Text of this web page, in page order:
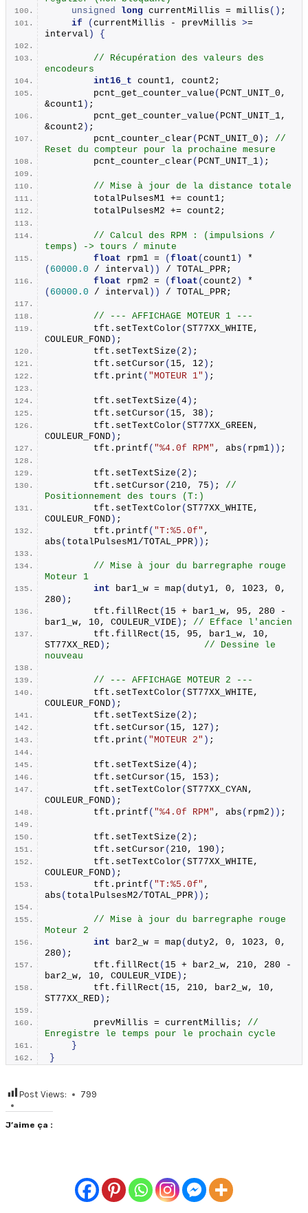
unsigned
long currentMillis = millis () ;
if
( currentMillis - prevMillis >=
interval ) {
// Récupération des valeurs des
encodeurs
int16_t count1, count2;
pcnt_get_counter_value ( PCNT_UNIT_0,
&count1 ) ;
pcnt_get_counter_value ( PCNT_UNIT_1,
&count2 ) ;
pcnt_counter_clear ( PCNT_UNIT_0 ) ; //
Reset du compteur pour la prochaine mesure
pcnt_counter_clear ( PCNT_UNIT_1 ) ;
// Mise à jour de la distance totale
        totalPulsesM1 += count1;
        totalPulsesM2 += count2;
// Calcul des RPM : (impulsions /
temps) -> tours / minute
float rpm1 = ( float ( count1 )
( 60000.0 / interval ))
/ TOTAL_PPR;
float rpm2 = ( float ( count2 )
( 60000.0 / interval )) / TOTAL_PPR;
// --- AFFICHAGE MOTEUR 1 ---
        tft.
setTextColor ( ST77XX_WHITE,
COULEUR_FOND ) ;
        tft.
setTextSize ( 2 ) ;
        tft.
setCursor ( 15, 12 ) ;
        tft.
print ( "MOTEUR 1" ) ;
        tft.
setTextSize ( 4 ) ;
        tft.
setCursor ( 15, 38 ) ;
        tft.
setTextColor ( ST77XX_GREEN,
COULEUR_FOND ) ;
        tft.
printf ( "%4.0f RPM" , abs ( rpm1 )) ;
        tft.
setTextSize ( 2 ) ;
        tft.
setCursor ( 210, 75 ) ; //
Positionnement des tours (T:)
        tft.
setTextColor ( ST77XX_WHITE,
COULEUR_FOND ) ;
        tft.
printf ( "T:%5.0f"
abs ( totalPulsesM1/TOTAL_PPR )) ;
// Mise à jour du barregraphe rouge
Moteur 1
int bar1_w = map ( duty1, 0, 1023, 0,
280 ) ;
        tft.
fillRect ( 15 + bar1_w, 95, 280 -
bar1_w, 10, COULEUR_VIDE ) ; // Efface l'ancien
        tft.
fillRect ( 15, 95, bar1_w, 10,
ST77XX_RED ) ; // Dessine le
nouveau
// --- AFFICHAGE MOTEUR 2 ---
        tft.
setTextColor ( ST77XX_WHITE,
COULEUR_FOND ) ;
        tft.
setTextSize ( 2 ) ;
        tft.
setCursor ( 15, 127 ) ;
        tft.
print ( "MOTEUR 2" ) ;
        tft.
setTextSize ( 4 ) ;
        tft.
setCursor ( 15, 153 ) ;
        tft.
setTextColor ( ST77XX_CYAN,
COULEUR_FOND ) ;
        tft.
printf ( "%4.0f RPM" , abs ( rpm2 )) ;
        tft.
setTextSize ( 2 ) ;
        tft.
setCursor ( 210, 190 ) ;
        tft.
setTextColor ( ST77XX_WHITE,
COULEUR_FOND ) ;
        tft.
printf ( "T:%5.0f"
abs ( totalPulsesM2/TOTAL_PPR )) ;
// Mise à jour du barregraphe rouge
Moteur 2
int bar2_w = map ( duty2, 0, 1023, 0,
280 ) ;
        tft.
fillRect ( 15 + bar2_w, 210, 280 -
bar2_w, 10, COULEUR_VIDE ) ;
        tft.
fillRect ( 15, 210, bar2_w, 10,
ST77XX_RED ) ;
        prevMillis = currentMillis;
//
Enregistre le temps pour le prochain cycle
}
}
Post Views: 799
J’aime ça :